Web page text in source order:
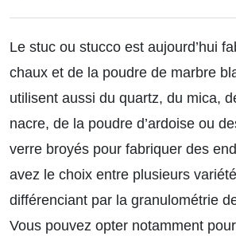
Le stuc ou stucco est aujourd’hui
chaux et de la poudre de marbre
utilisent aussi du quartz, du mica,
nacre, de la poudre d’ardoise ou
verre broyés pour fabriquer des
avez le choix entre plusieurs
différenciant par la granulométrie
Vous pouvez opter notamment